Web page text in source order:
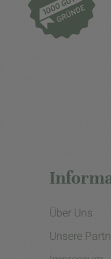
Über Uns
Unsere